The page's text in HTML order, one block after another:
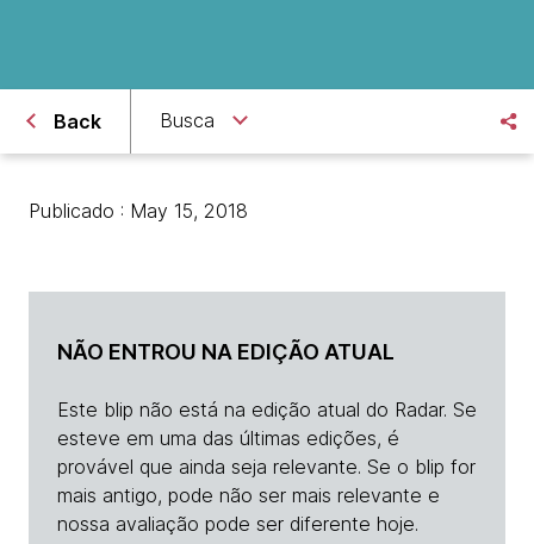
Back Busca
Publicado : May 15, 2018
NÃO ENTROU NA EDIÇÃO ATUAL
Este blip não está na edição atual do Radar. Se
esteve em uma das últimas edições, é
provável que ainda seja relevante. Se o blip for
mais antigo, pode não ser mais relevante e
nossa avaliação pode ser diferente hoje.